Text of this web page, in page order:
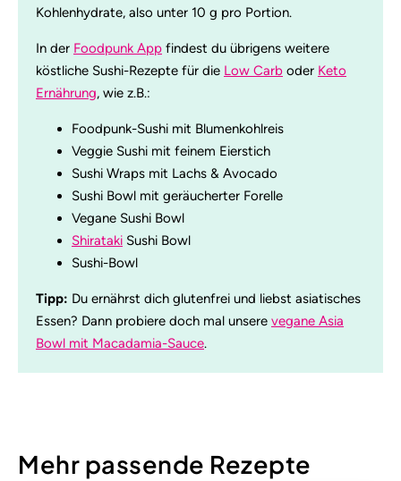
Kohlenhydrate, also unter 10 g pro Portion.
In der Foodpunk App findest du übrigens weitere
köstliche Sushi-Rezepte für die Low Carb oder Keto
Ernährung, wie z.B.:
Foodpunk-Sushi mit Blumenkohlreis
Veggie Sushi mit feinem Eierstich
Sushi Wraps mit Lachs & Avocado
Sushi Bowl mit geräucherter Forelle
Vegane Sushi Bowl
Shirataki Sushi Bowl
Sushi-Bowl
Tipp: Du ernährst dich glutenfrei und liebst asiatisches
Essen? Dann probiere doch mal unsere vegane Asia
Bowl mit Macadamia-Sauce.
Mehr passende Rezepte